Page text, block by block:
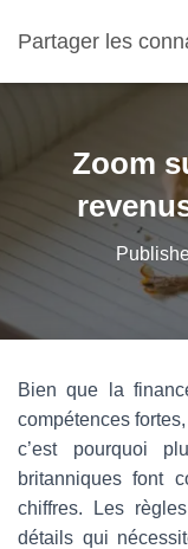
Partager les
Zoom
Bien que la
compétences
c’est pourquoi
britanniques font
chiffres. Les
détails qui